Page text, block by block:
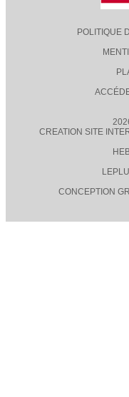
POLITIQUE
CREATION SITE
CONCEPTION